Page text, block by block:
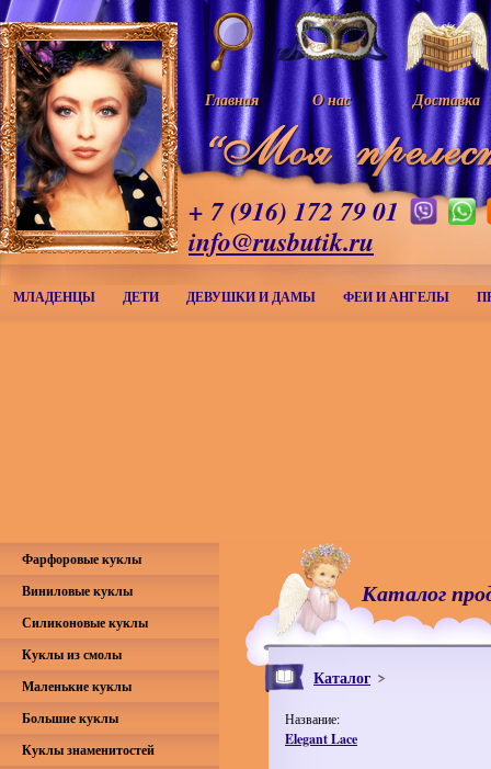
Главная О нас Доставка
+ 7 (916) 172 79 01
info@rusbutik.ru
МЛАДЕНЦЫ ДЕТИ ДЕВУШКИ И ДАМЫ ФЕИ И АНГЕЛЫ
Каталог
Каталог
Название:
Elegant Lace
Фарфоровые куклы
Виниловые куклы
Силиконовые куклы
Куклы из смолы
Маленькие куклы
Большие куклы
Куклы знаменитостей